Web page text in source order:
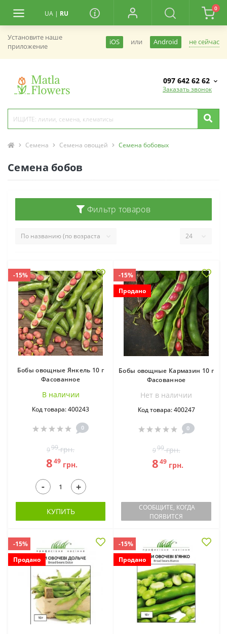
UA | RU
0
Установите наше
приложение
iOS или Android не сейчас
097 642 62 62
Заказать звонок
Семена Семена овощей Семена бобовых
Семена бобов
Фильтр товаров
-15%
Бобы овощные Янкель 10 г
Фасованное
В наличии
Код товара: 400243
0
999грн.
849 грн.
- +
КУПИТЬ
-15%
Продано
Бобы овощные Кармазин 10 г
Фасованное
Нет в наличии
Код товара: 400247
0
999грн.
849грн.
СООБЩИТЕ, КОГДА
ПОЯВИТСЯ
-15%
Продано
-15%
Продано